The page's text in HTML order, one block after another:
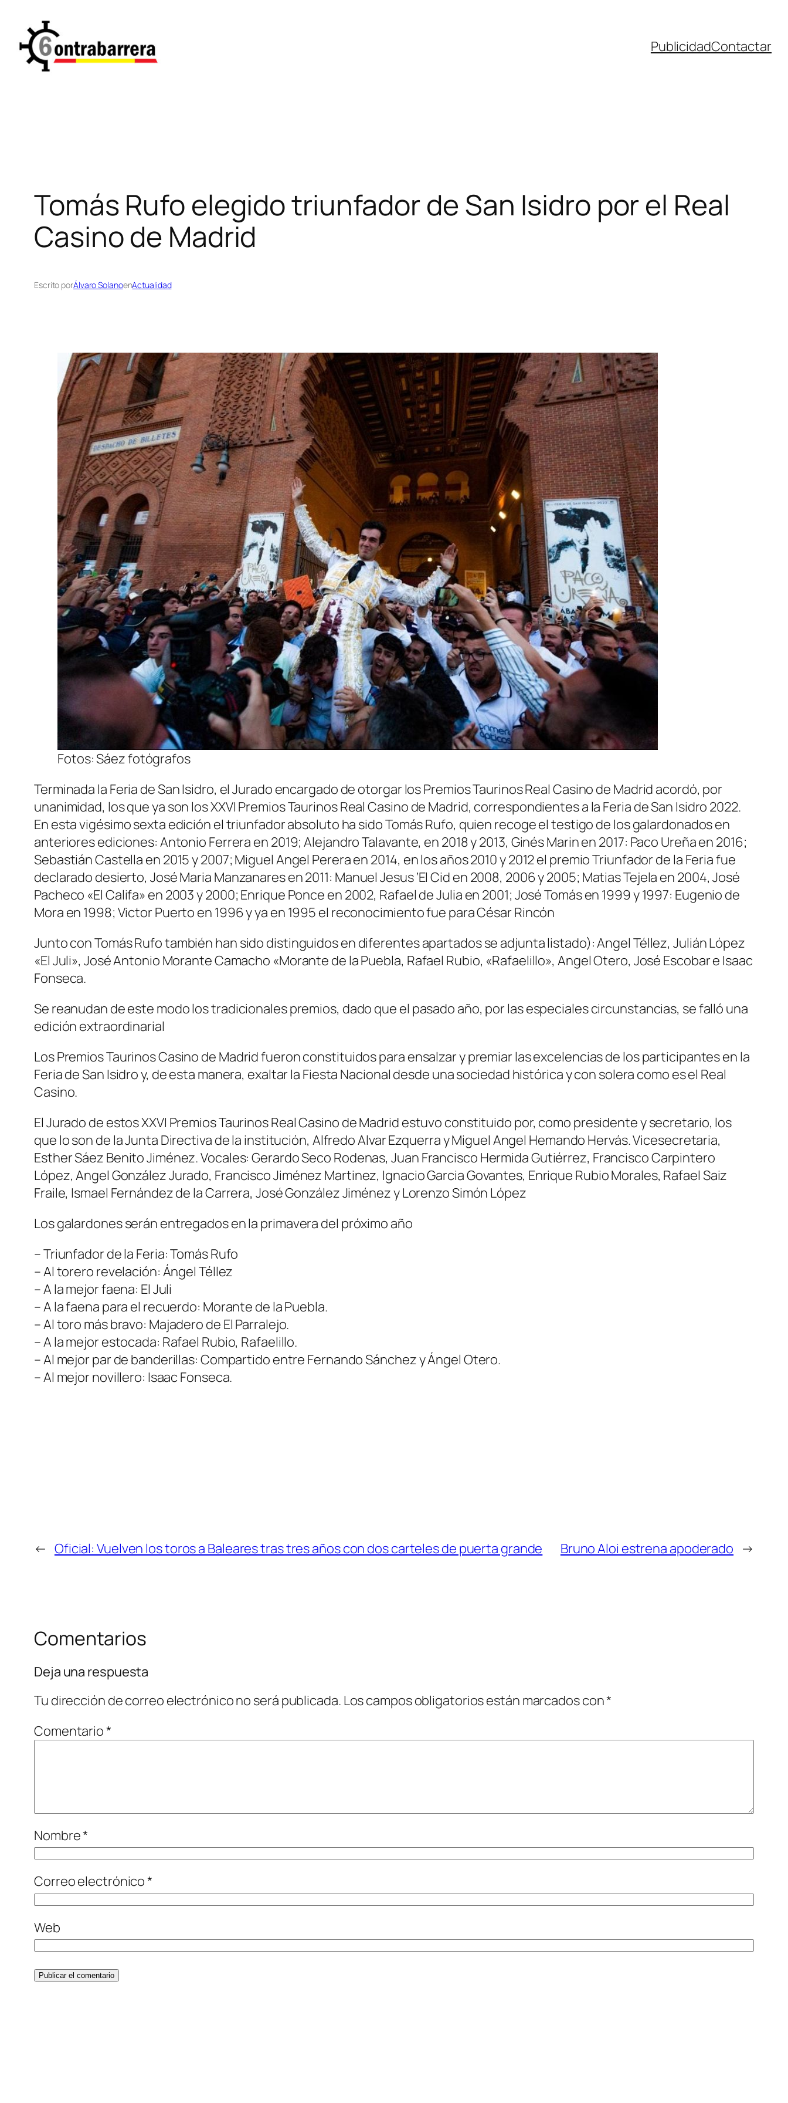
contenido
PublicidadContactar
Tomás Rufo elegido triunfador de San Isidro por el Real
Casino de Madrid
Escrito porÁlvaro SolanoenActualidad
Fotos: Sáez fotógrafos
Terminada la Feria de San Isidro, el Jurado encargado de otorgar los Premios Taurinos Real Casino de Madrid acordó, por
unanimidad, los que ya son los XXVI Premios Taurinos Real Casino de Madrid, correspondientes a la Feria de San Isidro 2022.
En esta vigésimo sexta edición el triunfador absoluto ha sido Tomás Rufo, quien recoge el testigo de los galardonados en
anteriores ediciones: Antonio Ferrera en 2019; Alejandro Talavante, en 2018 y 2013, Ginés Marin en 2017: Paco Ureña en 2016;
Sebastián Castella en 2015 y 2007; Miguel Angel Perera en 2014, en los años 2010 y 2012 el premio Triunfador de la Feria fue
declarado desierto, José Maria Manzanares en 2011: Manuel Jesus ‘El Cid en 2008, 2006 y 2005; Matias Tejela en 2004, José
Pacheco «El Califa» en 2003 y 2000; Enrique Ponce en 2002, Rafael de Julia en 2001; José Tomás en 1999 y 1997: Eugenio de
Mora en 1998; Victor Puerto en 1996 y ya en 1995 el reconocimiento fue para César Rincón
Junto con Tomás Rufo también han sido distinguidos en diferentes apartados se adjunta listado): Angel Téllez, Julián López
«El Juli», José Antonio Morante Camacho «Morante de la Puebla, Rafael Rubio, «Rafaelillo», Angel Otero, José Escobar e Isaac
Fonseca.
Se reanudan de este modo los tradicionales premios, dado que el pasado año, por las especiales circunstancias, se falló una
edición extraordinarial
Los Premios Taurinos Casino de Madrid fueron constituidos para ensalzar y premiar las excelencias de los participantes en la
Feria de San Isidro y, de esta manera, exaltar la Fiesta Nacional desde una sociedad histórica y con solera como es el Real
Casino.
El Jurado de estos XXVI Premios Taurinos Real Casino de Madrid estuvo constituido por, como presidente y secretario, los
que lo son de la Junta Directiva de la institución, Alfredo Alvar Ezquerra y Miguel Angel Hemando Hervás. Vicesecretaria,
Esther Sáez Benito Jiménez. Vocales: Gerardo Seco Rodenas, Juan Francisco Hermida Gutiérrez, Francisco Carpintero
López, Angel González Jurado, Francisco Jiménez Martinez, Ignacio Garcia Govantes, Enrique Rubio Morales, Rafael Saiz
Fraile, Ismael Fernández de la Carrera, José González Jiménez y Lorenzo Simón López
Los galardones serán entregados en la primavera del próximo año
– Triunfador de la Feria: Tomás Rufo
– Al torero revelación: Ángel Téllez
– A la mejor faena: El Juli
– A la faena para el recuerdo: Morante de la Puebla.
– Al toro más bravo: Majadero de El Parralejo.
– A la mejor estocada: Rafael Rubio, Rafaelillo.
– Al mejor par de banderillas: Compartido entre Fernando Sánchez y Ángel Otero.
– Al mejor novillero: Isaac Fonseca.
← Oficial: Vuelven los toros a Baleares tras tres años con dos carteles de puerta grande Bruno Aloi estrena apoderado →
Comentarios
Deja una respuesta
Tu dirección de correo electrónico no será publicada. Los campos obligatorios están marcados con*
Comentario*
Nombre*
Correo electrónico*
Web